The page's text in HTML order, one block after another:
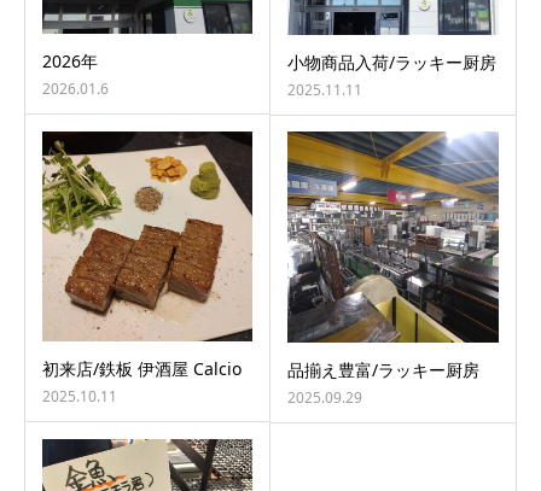
2026年
2026.01.6
小物商品入荷/ラッキー厨房
2025.11.11
初来店/鉄板 伊酒屋 Calcio
2025.10.11
品揃え豊富/ラッキー厨房
2025.09.29